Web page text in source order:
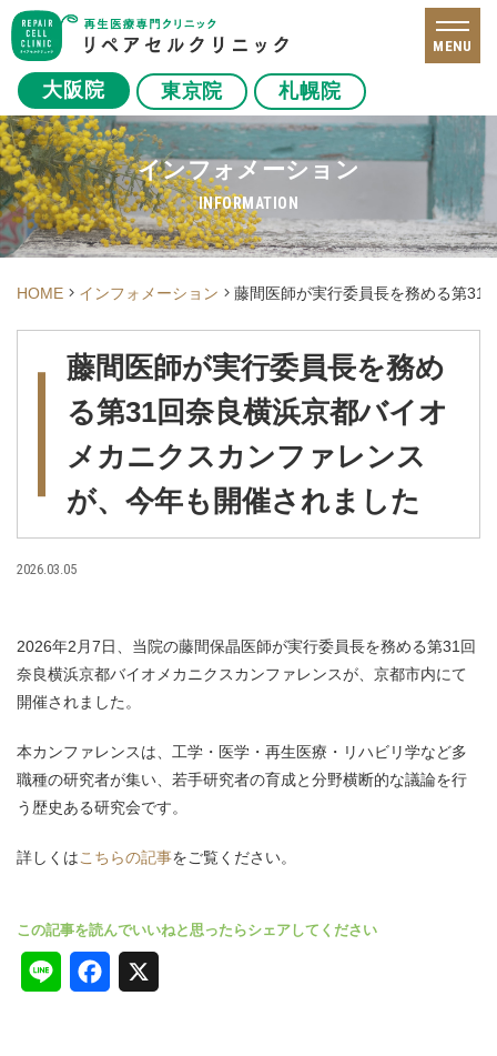
大阪院 東京院 札幌院
MENU
インフォメーション
INFORMATION
HOME インフォメーション 藤間医師が実行委員長を務める第31
藤間医師が実行委員長を務め
る第31回奈良横浜京都バイオ
メカニクスカンファレンス
が、今年も開催されました
2026.03.05
2026年2月7日、当院の藤間保晶医師が実行委員長を務める第31回
奈良横浜京都バイオメカニクスカンファレンスが、京都市内にて
開催されました。
本カンファレンスは、工学・医学・再生医療・リハビリ学など多
職種の研究者が集い、若手研究者の育成と分野横断的な議論を行
う歴史ある研究会です。
詳しくはこちらの記事をご覧ください。